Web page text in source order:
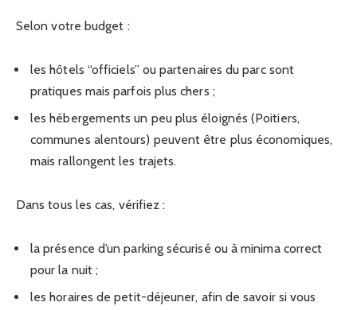
Selon votre budget :
les hôtels “officiels” ou partenaires du parc sont
pratiques mais parfois plus chers ;
les hébergements un peu plus éloignés (Poitiers,
communes alentours) peuvent être plus économiques,
mais rallongent les trajets.
Dans tous les cas, vérifiez :
la présence d’un parking sécurisé ou à minima correct
pour la nuit ;
les horaires de petit-déjeuner, afin de savoir si vous